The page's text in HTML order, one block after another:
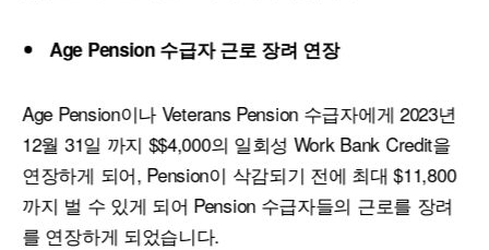
Age Pension수급자 근로 장려 연장
Age Pension이나 Veterans Pension 수급자에게 2023년
12월 31일 까지 $$4,000의 일회성 Work Bank Credit을
연장하게 되어, Pension이 삭감되기 전에 최대 $11,800
까지 벌 수 있게 되어 Pension 수급자들의 근로를 장려
를 연장하게 되었습니다.